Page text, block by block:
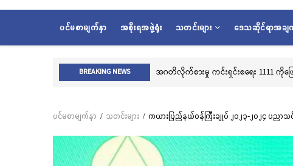
MAIN
NAVIGATION
ပင်မစာမျက်နှာ အစိုးရအဖွဲ့ရုံး သတင်းများ ဒေသဆိုင်ရာအချ
BREAKING NEWS လွိုင်ကော်မြို့၊ သမိုင်းဝင်ဆုတောင်းပြည့် မြို့
Breadcrumb
ပင်မစာမျက်နှာ / သတင်းများ / ကယားပြည်နယ်ဝန်ကြီးချုပ် ၂၀၂၃-၂၀၂၄ ပညာ